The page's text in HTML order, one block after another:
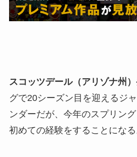
スコッツデール（アリゾナ州
グで20シーズン目を迎えるジ
ンダーだが、今年のスプリン
初めての経験をすることになる